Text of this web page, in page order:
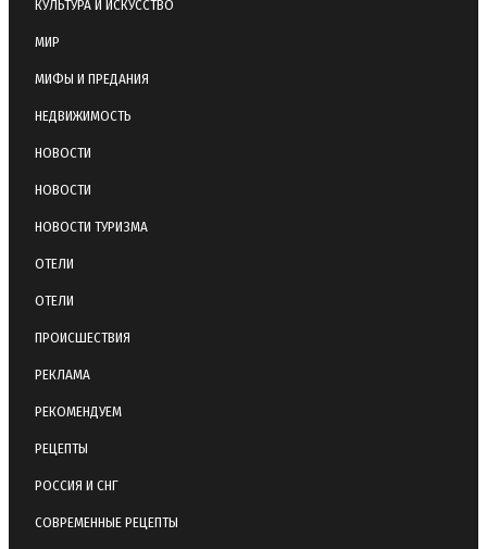
КУЛЬТУРА И ИСКУССТВО
МИР
МИФЫ И ПРЕДАНИЯ
НЕДВИЖИМОСТЬ
НОВОСТИ
НОВОСТИ
НОВОСТИ ТУРИЗМА
ОТЕЛИ
ОТЕЛИ
ПРОИСШЕСТВИЯ
РЕКЛАМА
РЕКОМЕНДУЕМ
РЕЦЕПТЫ
РОССИЯ И СНГ
СОВРЕМЕННЫЕ РЕЦЕПТЫ